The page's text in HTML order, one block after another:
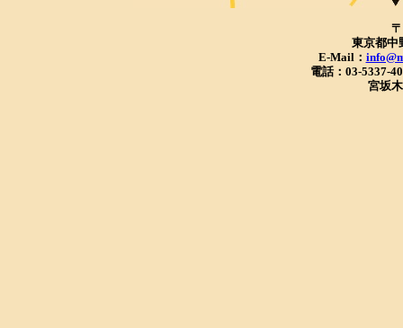
東京都中
E-Mail：
電話：03-5337-
宮坂